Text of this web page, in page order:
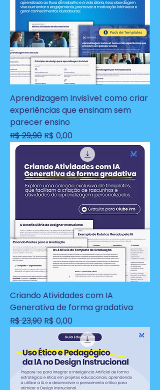
Aprendizagem Invisível: como criar
experiências que ensinam sem
parecer ensino
Preço normal
R$ 29,90 Preço promocional
R$ 0,00
Criando Atividades com IA
Generativa de forma gradativa
Preço normal
R$ 23,90 Preço promocional
R$ 0,00